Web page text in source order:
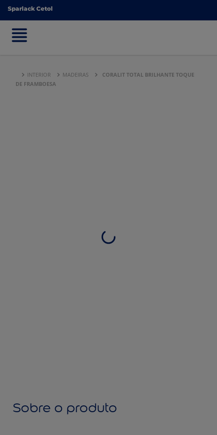
Sparlack Cetol
Sparlack Cetol
INTERIOR MADEIRAS
CORALIT TOTAL BRILHANTE TOQUE
DE FRAMBOESA
Sobre o produto